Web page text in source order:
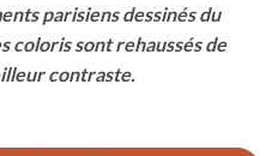
parisiens dessinés du
coloris sont rehaussés de
contraste.